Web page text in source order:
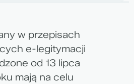
w przepisach
e-legitymacji
od 13 lipca
mają na celu